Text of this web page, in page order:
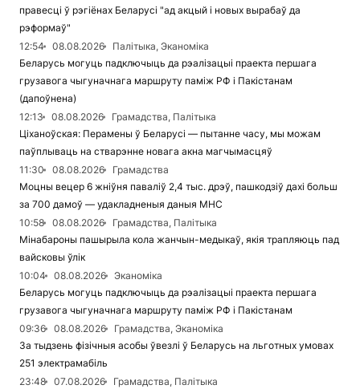
правесці ў рэгіёнах Беларусі "ад акцый і новых вырабаў да
рэформаў"
12:54
08.08.2026
Палітыка, Эканоміка
Беларусь могуць падключыць да рэалізацыі праекта першага
грузавога чыгуначнага маршруту паміж РФ і Пакістанам
(дапоўнена)
12:13
08.08.2026
Грамадства, Палітыка
Ціханоўская: Перамены ў Беларусі — пытанне часу, мы можам
паўплываць на стварэнне новага акна магчымасцяў
11:30
08.08.2026
Грамадства
Моцны вецер 6 жніўня паваліў 2,4 тыс. дрэў, пашкодзіў дахі больш
за 700 дамоў — удакладненыя даныя МНС
10:58
08.08.2026
Грамадства, Палітыка
Мінабароны пашырыла кола жанчын-медыкаў, якія трапляюць пад
вайсковы ўлік
10:04
08.08.2026
Эканоміка
Беларусь могуць падключыць да рэалізацыі праекта першага
грузавога чыгуначнага маршруту паміж РФ і Пакістанам
09:36
08.08.2026
Грамадства, Эканоміка
За тыдзень фізічныя асобы ўвезлі ў Беларусь на льготных умовах
251 электрамабіль
23:48
07.08.2026
Грамадства, Палітыка